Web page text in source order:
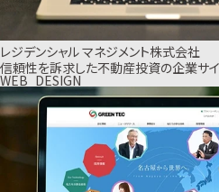
レジデンシャル マネジメント株式会社
信頼性を訴求した不動産投資の企業サ
WEB_DESIGN